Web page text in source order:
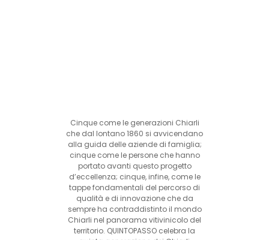
Cinque come le generazioni Chiarli
che dal lontano 1860 si avvicendano
alla guida delle aziende di famiglia;
cinque come le persone che hanno
portato avanti questo progetto
d’eccellenza; cinque, infine, come le
tappe fondamentali del percorso di
qualità e di innovazione che da
sempre ha contraddistinto il mondo
Chiarli nel panorama vitivinicolo del
territorio. QUINTOPASSO celebra la